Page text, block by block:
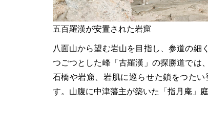
五百羅漢が安置された岩窟
八面山から望む岩山を目指し、参道の細
つごつとした峰「古羅漢」の探勝道では
石橋や岩窟、岩肌に巡らせた鎖をつた
す。山腹に中津藩主が築いた「指月庵」